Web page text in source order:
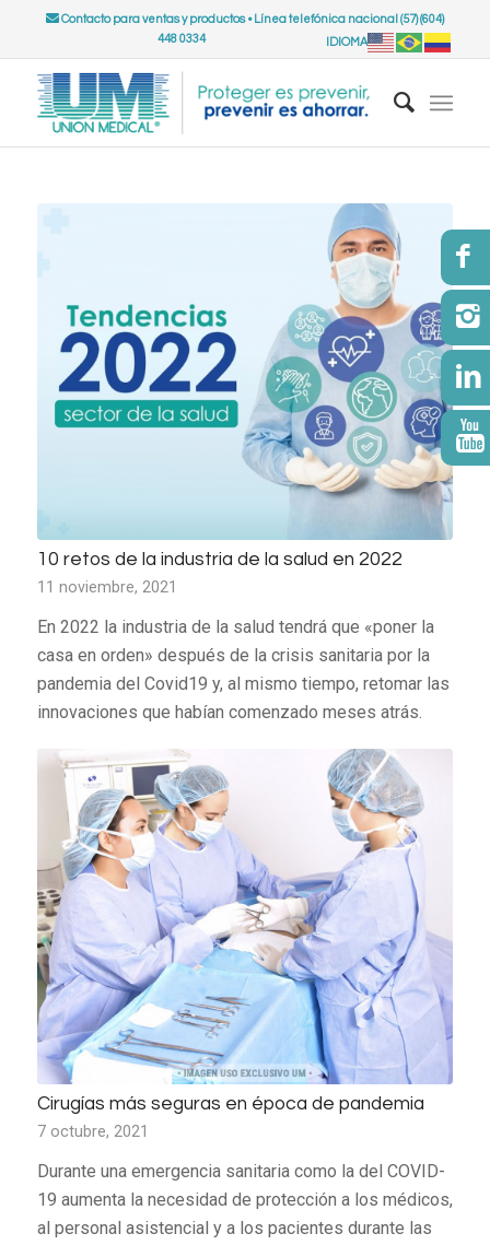
Contacto para ventas y productos• Línea telefónica nacional (57) (604)
448 0334
IDIOMA
10 retos de la industria de la salud en 2022
11 noviembre, 2021
En 2022 la industria de la salud tendrá que «poner la
casa en orden» después de la crisis sanitaria por la
pandemia del Covid19 y, al mismo tiempo, retomar las
innovaciones que habían comenzado meses atrás.
Cirugías más seguras en época de pandemia
7 octubre, 2021
Durante una emergencia sanitaria como la del COVID-
19 aumenta la necesidad de protección a los médicos,
al personal asistencial y a los pacientes durante las